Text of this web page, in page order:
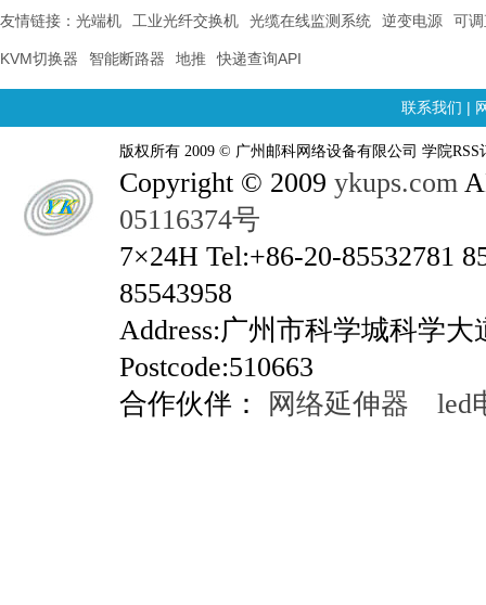
友情链接： 光端机 工业光纤交换机 光缆在线监测系统 逆变电源 可
KVM切换器 智能断路器 地推 快递查询API
联系我们 |
版权所有 2009 © 广州邮科网络设备有限公司 学院RSS
Copyright © 2009 ykups.com
05116374号
7×24H Tel:+86-20-85532781
85543958
Address:广州市科学城科学
Postcode:510663
合作伙伴：
网络延伸器 led